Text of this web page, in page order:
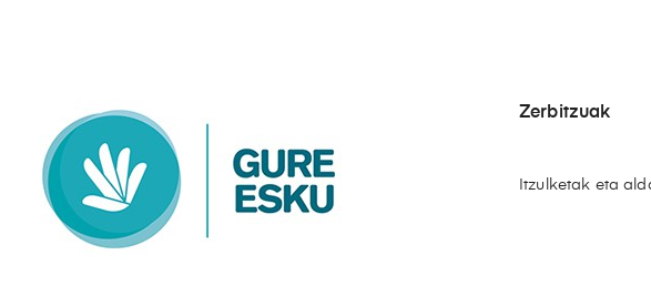
Zerbitzuak
Itzulketak eta